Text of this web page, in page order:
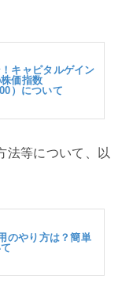
キャピタルゲイン
価指数
）について
法等について、以
のやり方は？簡単